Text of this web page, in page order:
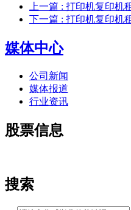
上一篇 : 打印机复印机
下一篇 : 打印机复印机
媒体中心
公司新闻
媒体报道
行业资讯
股票信息
搜索